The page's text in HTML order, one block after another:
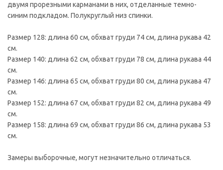
двумя прорезными карманами в них, отделанные темно-
синим подкладом. Полукруглый низ спинки.
Размер 128: длина 60 см, обхват груди 74 см, длина рукава 42
см.
Размер 140: длина 62 см, обхват груди 78 см, длина рукава 44
см.
Размер 146: длина 65 см, обхват груди 80 см, длина рукава 47
см.
Размер 152: длина 67 см, обхват груди 82 см, длина рукава 49
см.
Размер 158: длина 69 см, обхват груди 86 см, длина рукава 53
см.
Замеры выборочные, могут незначительно отличаться.